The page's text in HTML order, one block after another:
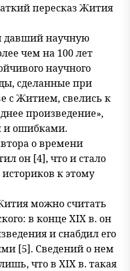
пересказ Жития
давший научную
чем на 100 лет
научного
сделанные при
с Житием, свелись к
произведение»,
и ошибками.
о времени
он [4], что и стало
к этому
можно считать
в конце XIX в. он
дения и снабдил его
[5]. Сведений о нем
что в XIX в. такая